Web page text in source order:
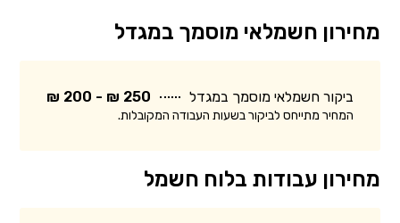
מחירון חשמלאי מוסמך במגדל
ביקור חשמלאי מוסמך במגדל 250 ₪ - 200 ₪
המחיר מתייחס לביקור בשעות העבודה המקובלות.
מחירון עבודות בלוח חשמל